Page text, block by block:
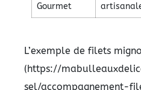
Gourmet
L’exemple de filets
(https://
sel/accompagnement-